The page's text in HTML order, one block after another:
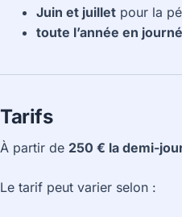
Juin et juilletpour la
toute l’année en
Tarifs
À partir de 250 € la demi-
Le tarif peut varier selon :